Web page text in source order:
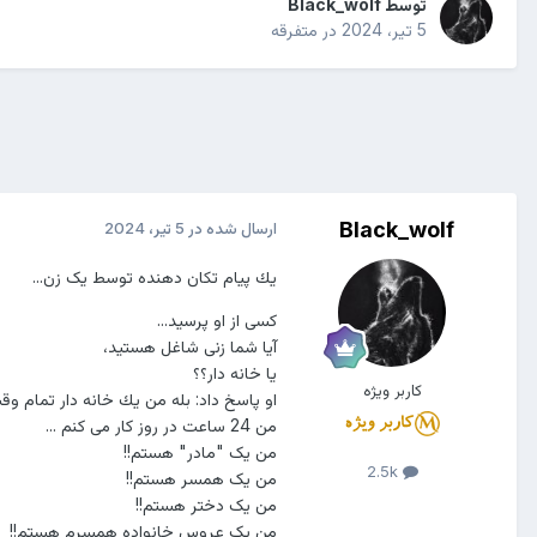
توسط Black_wolf
5 تیر، 2024
در متفرقه
Black_wolf
کاربر ویژه
2.5k
ارسال شده در 5 تیر، 2024
يك پیام تكان دهنده توسط یک زن...
کسی از او پرسيد...
آیا شما زنی شاغل هستيد،
یا خانه دار؟؟
او پاسخ داد: بله من يك خانه دار تمام
من 24 ساعت در روز کار می کنم ...
من یک "مادر" هستم!!
من یک همسر هستم!!
من یک دختر هستم!!
من یک عروس خانواده همسرم هستم!!